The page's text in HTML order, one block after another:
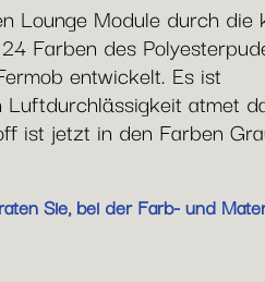
Lounge Module durch die
Farben des
entwickelt. Es ist
atmet
ist jetzt in den Farben
Sie, bei der Farb- und